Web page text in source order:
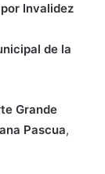
Invalidez
de la
Grande
Pascua,